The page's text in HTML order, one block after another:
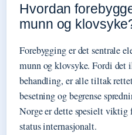
Hvordan
munn og
Forebygging er det sentrale
munn og klovsyke. Fordi det
behandling, er alle tiltak
besetning og begrense
Norge er dette spesielt viktig
status internasjonalt.